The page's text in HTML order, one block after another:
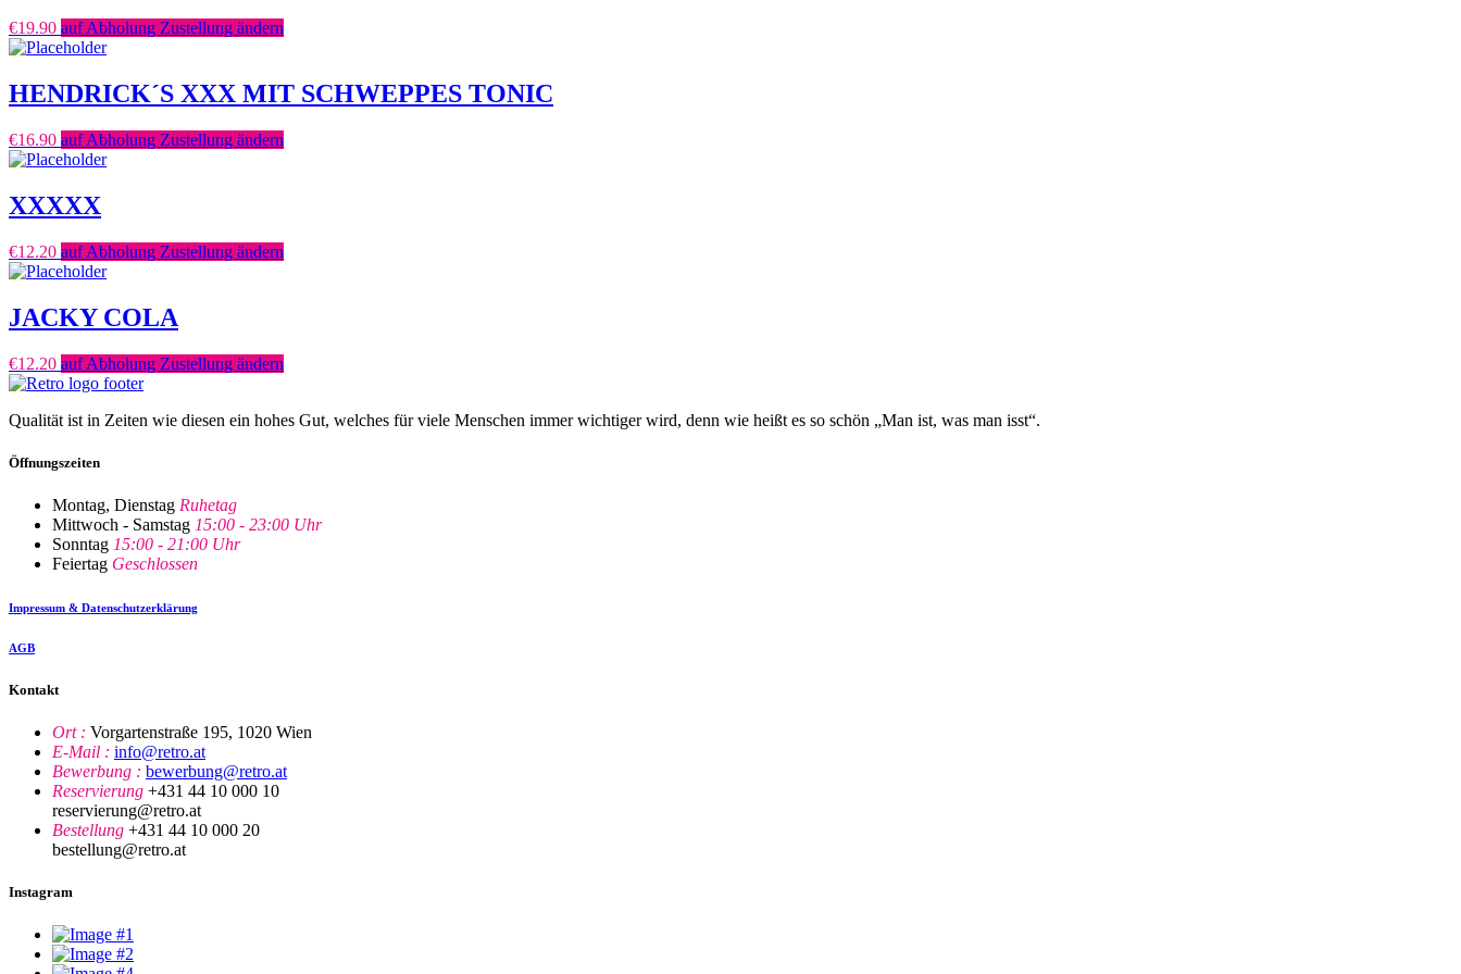
€19.90 auf Abholung Zustellung ändern
HENDRICK´S XXX MIT SCHWEPPES TONIC
€16.90 auf Abholung Zustellung ändern
XXXXX
€12.20 auf Abholung Zustellung ändern
JACKY COLA
€12.20 auf Abholung Zustellung ändern
Qualität ist in Zeiten wie diesen ein hohes Gut, welches für viele Menschen immer wichtiger wird, denn wie heißt es so schön „Man ist, was man isst“.
Öffnungszeiten
Montag, Dienstag Ruhetag
Mittwoch - Samstag 15:00 - 23:00 Uhr
Sonntag 15:00 - 21:00 Uhr
Feiertag Geschlossen
Impressum & Datenschutzerklärung
AGB
Kontakt
Ort : Vorgartenstraße 195, 1020 Wien
E-Mail : info@retro.at
Bewerbung : bewerbung@retro.at
Reservierung +431 44 10 000 10
reservierung@retro.at
Bestellung +431 44 10 000 20
bestellung@retro.at
Instagram